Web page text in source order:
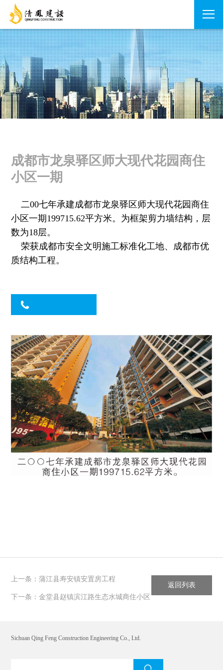
成都市龙泉驿区师大现代花园商住
小区一期
二00七年承建成都市龙泉驿区师大现代花园商住
小区一期199715.62平方米。 为框架剪力墙结构，层
数为18层。
荣获成都市安全文明施工标准化工地、成都市优
质结构工程。
上一条：蒲江县寿安镇安置房工程
下一条：金堂县赵镇滨江路生态水城商住小区
返回列表
Sichuan Qing Feng Construction Engineering Co., Ltd.